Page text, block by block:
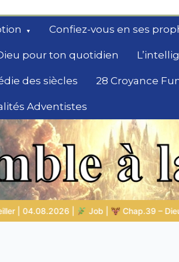
Confiez-vous en ses
pour ton quotidien
des siècles 28 Croyance
Adventistes
un
les animaux sauvages LA SAGESSE